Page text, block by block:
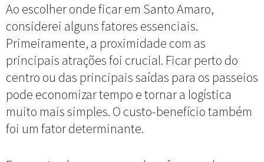
Ao escolher onde ficar em Santo Amaro,
considerei alguns fatores essenciais.
Primeiramente, a proximidade com as
principais atrações foi crucial. Ficar perto do
centro ou das principais saídas para os passeios
pode economizar tempo e tornar a logística
muito mais simples. O custo-benefício também
foi um fator determinante.